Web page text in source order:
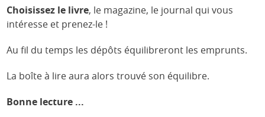
Choisissez le livre, le magazine, le journal qui vous
intéresse et prenez-le !
Au fil du temps les dépôts équilibreront les emprunts.
La boîte à lire aura alors trouvé son équilibre.
Bonne lecture ...